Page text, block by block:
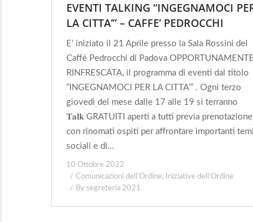
EVENTI TALKING “INGEGNAMOCI
LA CITTA’” – CAFFE’ PEDROCCHI
E’ iniziato il 21 Aprile presso la Sala Rossini del
Caffè Pedrocchi di Padova OPPORTUNAMENTE
RINFRESCATA, il programma di eventi dal titolo
“INGEGNAMOCI PER LA CITTA’” . Ogni terzo
giovedì del mese dalle 17 alle 19 si terranno
𝐓𝐚𝐥𝐤 GRATUITI aperti a tutti previa
con rinomati ospiti per affrontare importanti temi
sociali e di…
10 Ottobre 2022
Comunicazioni dell'Ordine,
Iniziative dell'Ordine
By segreteria 2021